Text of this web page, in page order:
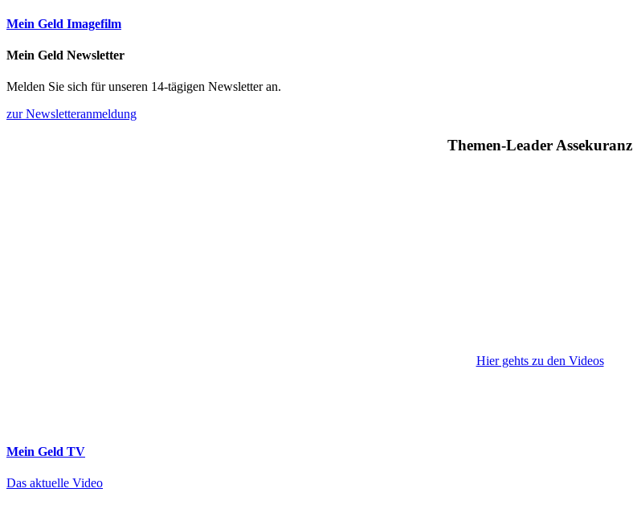
Mein Geld Imagefilm
Mein Geld Newsletter
Melden Sie sich für unseren 14-tägigen Newsletter an.
zur Newsletteranmeldung
Themen-Leader Assekuranz
Hier gehts zu den Videos
Mein Geld TV
Das aktuelle Video